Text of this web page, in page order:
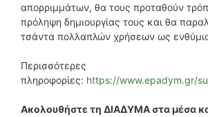
απορριμμάτων, θα τους προταθούν
πρόληψη δημιουργίας τους και θα
τσάντα πολλαπλών χρήσεων ως
Περισσότερες
πληροφορίες: https://www.epadym.gr/
Ακολουθήστε τη ΔΙΑΔΥΜΑ στα μέσα